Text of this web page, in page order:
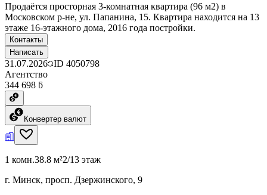
Продаётся просторная 3-комнатная квартира (96 м2) в
Московском р-не, ул. Папанина, 15. Квартира находится на 13
этаже 16-этажного дома, 2016 года постройки.
Контакты
Написать
31.07.2026 ID 4050798
Агентство
344 698 ƃ
Конвертер валют
1 комн.38.8 м²2/13 этаж
г. Минск, просп. Дзержинского, 9